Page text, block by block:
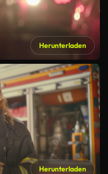
Herunterladen
Herunterladen